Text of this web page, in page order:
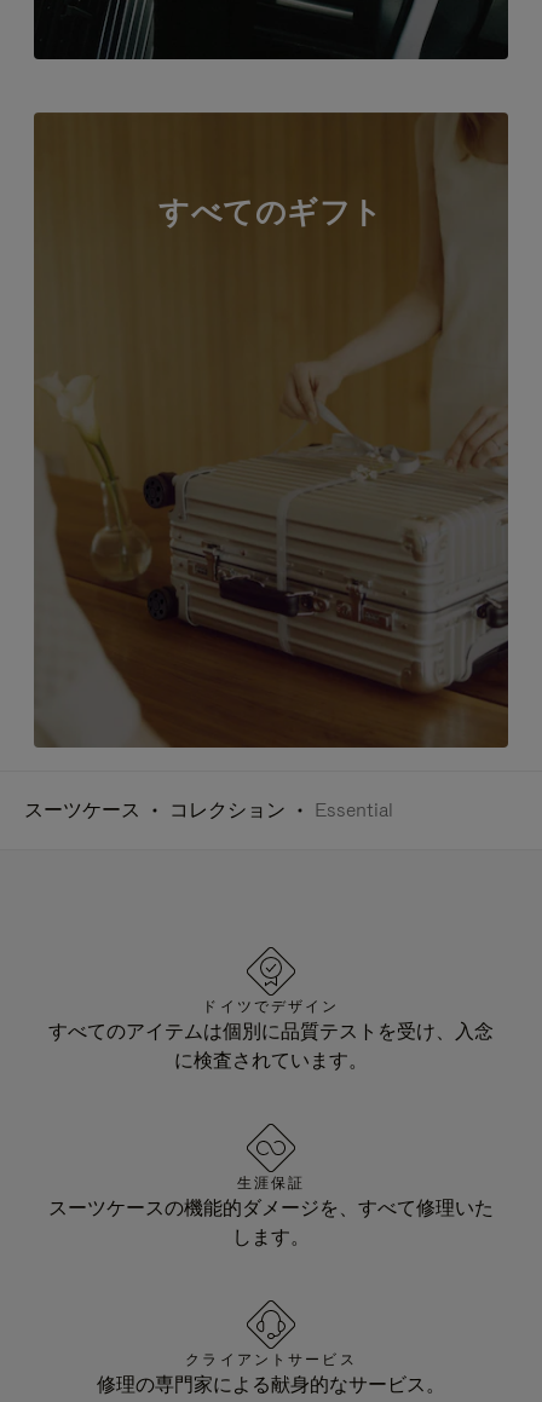
すべてのギフト
スーツケース コレクション Essential
ドイツでデザイン
すべてのアイテムは個別に品質テストを受け、入念
に検査されています。
生涯保証
スーツケースの機能的ダメージを、すべて修理いた
します。
クライアントサービス
修理の専門家による献身的なサービス。